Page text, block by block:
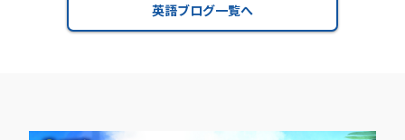
英語ブログ一覧へ